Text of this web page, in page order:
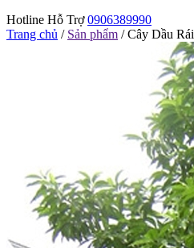
Hotline Hỗ Trợ 0906389990
Trang chủ / Sản phẩm / Cây Dầu Rái